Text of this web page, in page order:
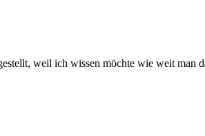
weil ich wissen möchte wie weit